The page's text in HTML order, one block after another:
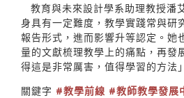
教育與未來設計學系助理教授潘
身具有一定難度，教學實踐常與研
報告形式，進而影響升等認定。她
量的文獻梳理教學上的痛點，再發
得這是非常厲害，值得學習的方法
關鍵字 #教學前線 #教師教學發展